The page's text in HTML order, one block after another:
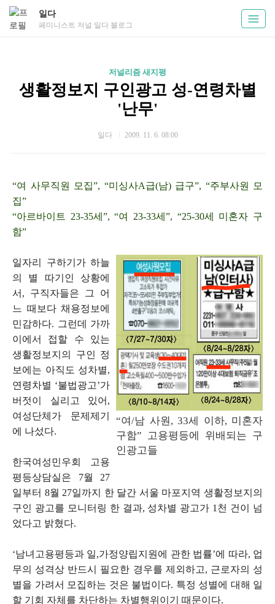
일다
페미니스트 저널 일다 블로그
저널리즘 새지평
생활정보지 구인광고 성-연령차별
'난무'
일다 2009. 11. 6. 08:00
“여 사무직원 모집”, “미싱사A급(남) 급구”, “주부사원 모
집”
“아르바이트 23-35세”, “여 23-33세”, “25-30세 미혼자 구
함”
“여/남 사원, 33세 이하, 미혼자
구함” 고용평등에 위배되는 구
인광고들
일자리 구하기가 하늘
의 별 따기인 상황에
서, 구직자들은 그 어
느 때보다 채용정보에
민감하다. 그런데 가까
이에서 접할 수 있는
생활정보지의 구인 정
보에는 아직도 성차별,
연령차별 ‘불법광고’가
버젓이 실리고 있어,
여성단체가 문제제기
에 나섰다.
한국여성민우회 고용
평등상담실은 7월 27
일부터 8월 27일까지 한 달간 서울 마포지역 생활정보지의
구인 광고를 모니터링 한 결과, 성차별 광고가 1천 건이 넘
었다고 밝혔다.
‘남녀고용평등과 일,가정양립지원에 관한 법률’에 따라, 업
무의 성격상 반드시 필요한 경우를 제외하고, 근로자의 성
별을 가려서 모집하는 것은 불법이다. 특정 성별에 대해 일
할 기회 자체를 차단하는 차별행위이기 때문이다.